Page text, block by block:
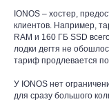
IONOS – хостер,
клиентов. Например,
RAM и 160 ГБ SSD
лодки дегтя не
тариф продлевается
У IONOS нет
для сразу большого